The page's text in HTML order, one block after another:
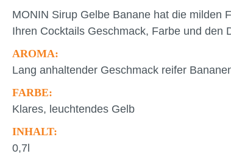
MONIN Sirup Gelbe Banane hat die milden
Ihren Cocktails Geschmack, Farbe und
AROMA:
Lang anhaltender Geschmack reifer
FARBE:
Klares, leuchtendes Gelb
INHALT:
0,7l